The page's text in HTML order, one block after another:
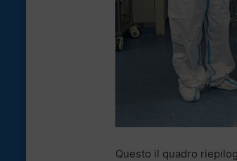
Questo il quadro